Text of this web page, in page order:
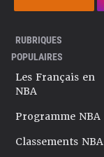
RUBRIQUES
POPULAIRES
Les Français en
NBA
Programme NBA
Classements NBA